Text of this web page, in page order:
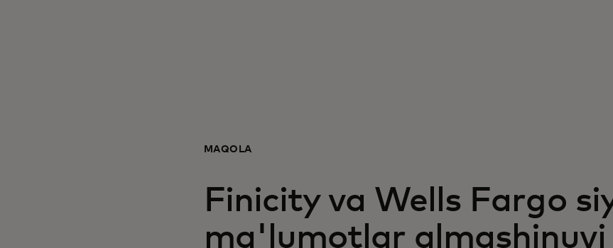
MAQOLA
Finicity va Wells Fargo
ma'lumotlar almashinuvi